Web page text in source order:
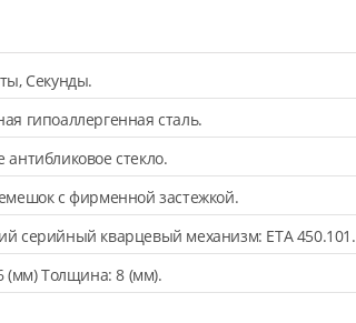
Секунды.
гипоаллергенная сталь.
стекло.
с фирменной застежкой.
серийный кварцевый механизм: ETA 450.101.
(мм) Толщина: 8 (мм).